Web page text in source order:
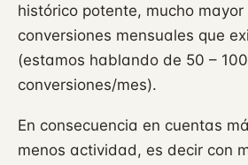
histórico potente, mucho mayor
conversiones mensuales que
(estamos hablando de 50 – 100
conversiones/mes).
En consecuencia en cuentas
menos actividad, es decir con